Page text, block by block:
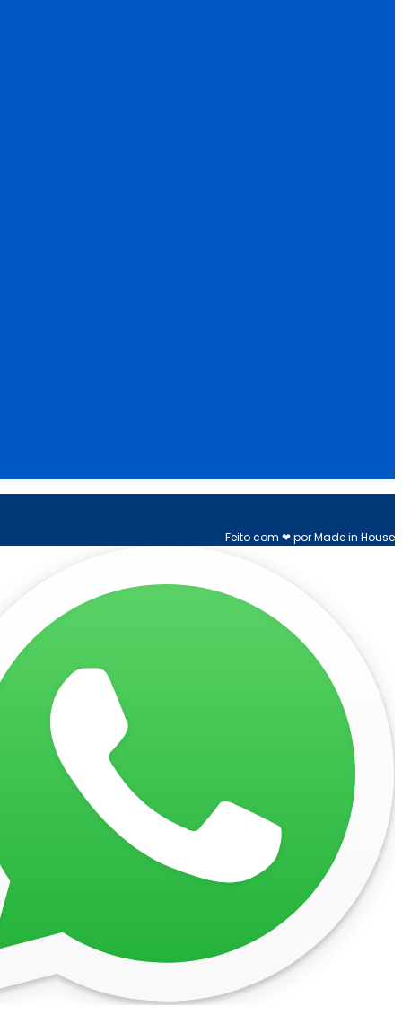
Feito com ❤ por Made in House